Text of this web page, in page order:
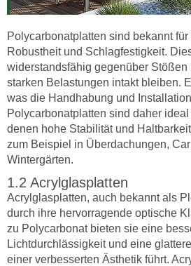
Polycarbonatplatten sind bekannt
Robustheit und Schlagfestigkeit.
widerstandsfähig gegenüber Stößen
starken Belastungen intakt bleiben.
was die Handhabung und
Polycarbonatplatten sind daher
denen hohe Stabilität und
zum Beispiel in Überdachungen,
Wintergärten.
Acrylglasplatten
Acrylglasplatten, auch bekannt als
durch ihre hervorragende optische
zu Polycarbonat bieten sie eine
Lichtdurchlässigkeit und eine
einer verbesserten Ästhetik führt.